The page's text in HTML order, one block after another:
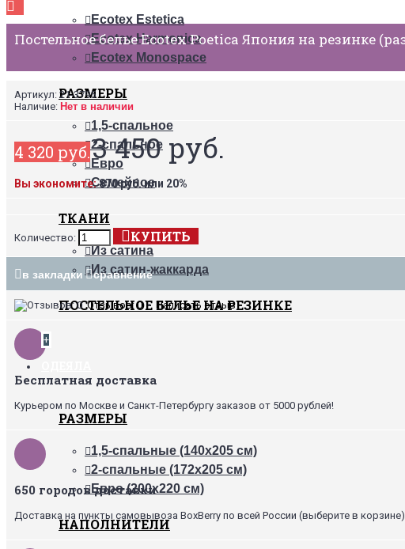
Ecotex Estetica
Ecotex Harmonica
Ecotex Monospace
РАЗМЕРЫ
1,5-спальное
2-спальное
Евро
Семейное
ТКАНИ
Из сатина
Из сатин-жаккарда
ПОСТЕЛЬНОЕ БЕЛЬЕ НА РЕЗИНКЕ
+
РАЗМЕРЫ
1,5-спальные (140х205 см)
2-спальные (172х205 см)
Евро (200х220 см)
НАПОЛНИТЕЛИ
Постельное белье Ecotex Poetica Япония на резинке
Артикул: 21-3795
Наличие: Нет в наличии
4 320 руб.3 450 руб.
Вы экономите:870 руб. или 20%
Количество: КУПИТЬ
в закладки сравнение
Отзывов: 0• Написать отзыв
Бесплатная доставка
Курьером по Москве и Санкт-Петербургу заказов от 5000 рублей!
650 городов доставки
Доставка на пункты самовывоза BoxBerry по всей России (выберите в корзине)